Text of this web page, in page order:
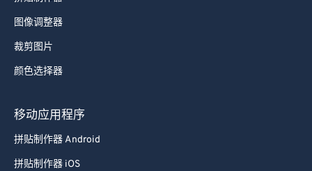
图像调整器
裁剪图片
颜色选择器
移动应用程序
拼贴制作器 Android
拼贴制作器 iOS